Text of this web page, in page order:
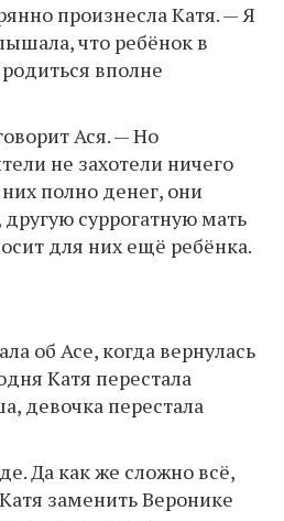
произнесла Катя. — Я
что ребёнок в
вполне
Ася. — Но
не захотели ничего
полно денег, они
другую суррогатную мать
для них ещё ребёнка.
об Асе, когда вернулась
Катя перестала
девочка перестала
Да как же сложно всё,
заменить Веронике